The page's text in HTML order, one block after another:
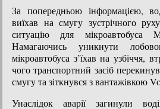
За попередньою інформацією,
виїхав на смугу зустрічного
ситуацію для мікроавтобуса
Намагаючись уникнути
мікроавтобуса з’їхав на узбіччя,
чого транспортний засіб
смугу та зіткнувся з вантажівкою
Унаслідок аварії загинули